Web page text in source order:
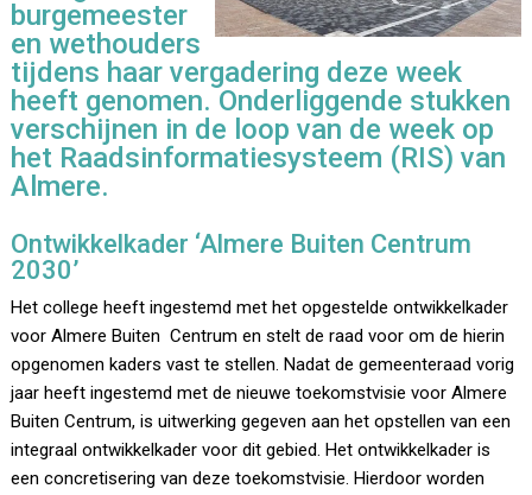
burgemeester
en wethouders
tijdens haar vergadering deze week
heeft genomen. Onderliggende stukken
verschijnen in de loop van de week op
het Raadsinformatiesysteem (RIS) van
Almere.
Ontwikkelkader ‘Almere Buiten Centrum
2030’
Het college heeft ingestemd met het opgestelde ontwikkelkader
voor Almere Buiten Centrum en stelt de raad voor om de hierin
opgenomen kaders vast te stellen. Nadat de gemeenteraad vorig
jaar heeft ingestemd met de nieuwe toekomstvisie voor Almere
Buiten Centrum, is uitwerking gegeven aan het opstellen van een
integraal ontwikkelkader voor dit gebied. Het ontwikkelkader is
een concretisering van deze toekomstvisie. Hierdoor worden